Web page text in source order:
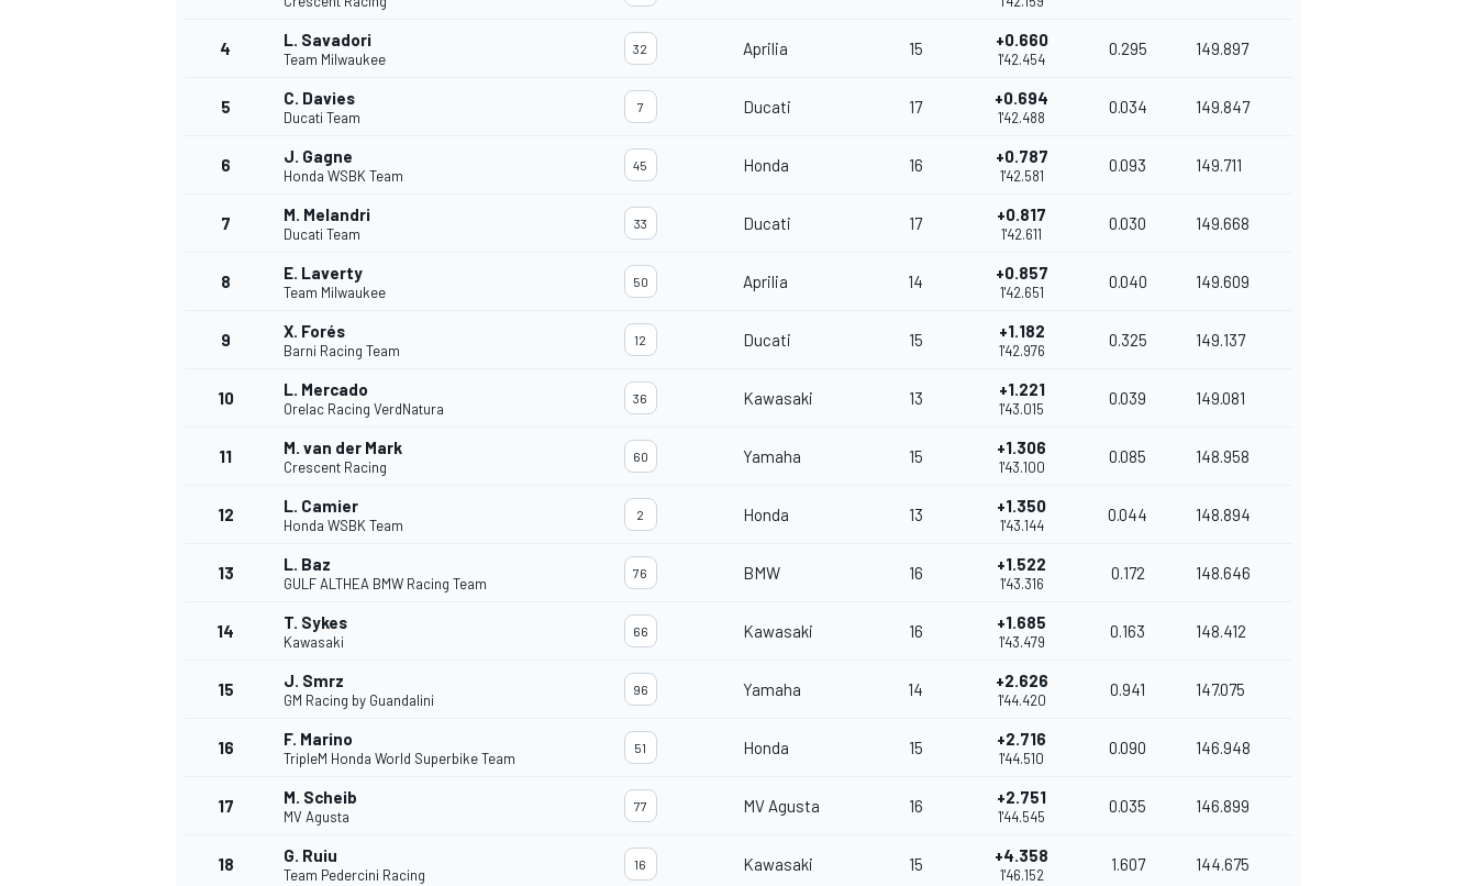
4 L. Savadori
Team Milwaukee
32 Aprilia 15 +0.660
1'42.454
0.295 149.897
5 C. Davies
Ducati Team
7 Ducati 17 +0.694
1'42.488
0.034 149.847
6 J. Gagne
Honda WSBK Team
45 Honda 16 +0.787
1'42.581
0.093 149.711
7 M. Melandri
Ducati Team
33 Ducati 17 +0.817
1'42.611
0.030 149.668
8 E. Laverty
Team Milwaukee
50 Aprilia 14 +0.857
1'42.651
0.040 149.609
9 X. Forés
Barni Racing Team
12 Ducati 15 +1.182
1'42.976
0.325 149.137
10 L. Mercado
Orelac Racing VerdNatura
36 Kawasaki 13 +1.221
1'43.015
0.039 149.081
11 M. van der Mark
Crescent Racing
60 Yamaha 15 +1.306
1'43.100
0.085 148.958
12 L. Camier
Honda WSBK Team
2 Honda 13 +1.350
1'43.144
0.044 148.894
13 L. Baz
GULF ALTHEA BMW Racing Team
76 BMW 16 +1.522
1'43.316
0.172 148.646
14 T. Sykes
Kawasaki
66 Kawasaki 16 +1.685
1'43.479
0.163 148.412
15 J. Smrz
GM Racing by Guandalini
96 Yamaha 14 +2.626
1'44.420
0.941 147.075
16 F. Marino
TripleM Honda World Superbike Team
51 Honda 15 +2.716
1'44.510
0.090 146.948
17 M. Scheib
MV Agusta
77 MV Agusta 16 +2.751
1'44.545
0.035 146.899
18 G. Ruiu
Team Pedercini Racing
16 Kawasaki 15 +4.358
1'46.152
1.607 144.675